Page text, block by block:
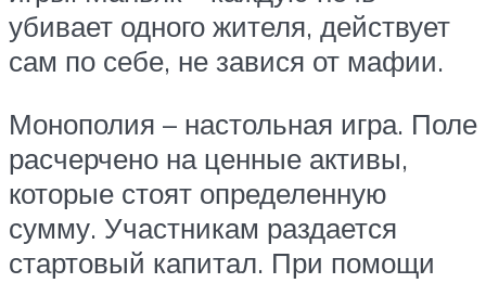
убивает одного жителя, действует
сам по себе, не завися от мафии.
Монополия – настольная игра. Поле
расчерчено на ценные активы,
которые стоят определенную
сумму. Участникам раздается
стартовый капитал. При помощи